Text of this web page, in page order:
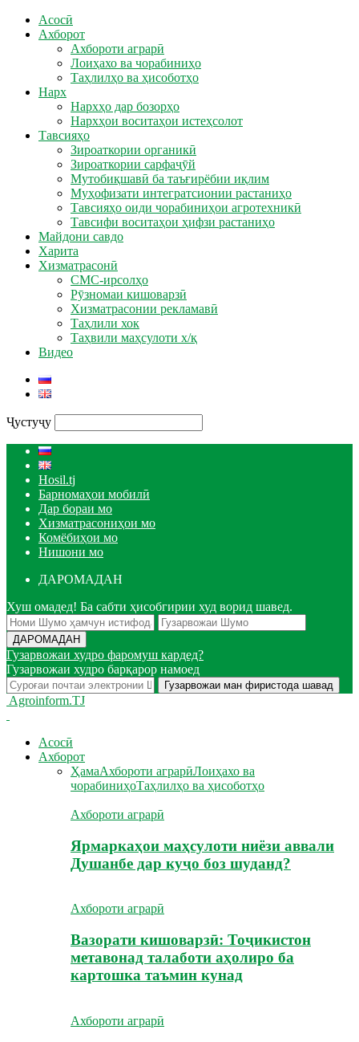
Асосӣ
Ахборот
Ахбороти аграрӣ
Лоиҳахо ва чорабиниҳо
Таҳлилҳо ва ҳисоботҳо
Нарх
Нархҳо дар бозорҳо
Нархҳои воситаҳои истеҳсолот
Тавсияҳо
Зироаткории органикӣ
Зироаткории сарфаҷӯй
Мутобиқшавӣ ба таъғирёбии иқлим
Муҳофизати интегратсионии растаниҳо
Тавсияҳо оиди чорабиниҳои агротехникӣ
Тавсифи воситаҳои ҳифзи растаниҳо
Майдони савдо
Харита
Хизматрасонӣ
СМС-ирсолҳо
Рӯзномаи кишоварзӣ
Хизматрасонии рекламавӣ
Таҳлили хок
Таҳвили маҳсулоти х/қ
Видео
Ҷустуҷу
Hosil.tj
Барномаҳои мобилӣ
Дар бораи мо
Хизматрасониҳои мо
Комёбиҳои мо
Нишони мо
ДАРОМАДАН
Хуш омадед! Ба сабти ҳисобгирии худ ворид шавед.
Гузарвожаи худро фаромуш кардед?
Гузарвожаи худро барқарор намоед
Agroinform.TJ
Асосӣ
Ахборот
ҲамаАхбороти аграрӣЛоиҳахо ва
чорабиниҳоТаҳлилҳо ва ҳисоботҳо
Ахбороти аграрӣ
Ярмаркаҳои маҳсулоти ниёзи аввали
Душанбе дар куҷо боз шуданд?
Ахбороти аграрӣ
Вазорати кишоварзӣ: Тоҷикистон
метавонад талаботи аҳолиро ба
картошка таъмин кунад
Ахбороти аграрӣ